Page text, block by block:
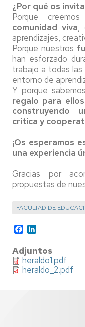
¿Por qué os
Porque
comunidad viva,
aprendizajes,
Porque nuestros
han esforzado
trabajo a todas
entorno de
Y porque
regalo para
construyendo
crítica y
¡Os esperamos
una experiencia
Gracias por
propuestas de
FACULTAD DE
Facebook
Adjuntos
heraldo1.pdf
heraldo_2.pdf